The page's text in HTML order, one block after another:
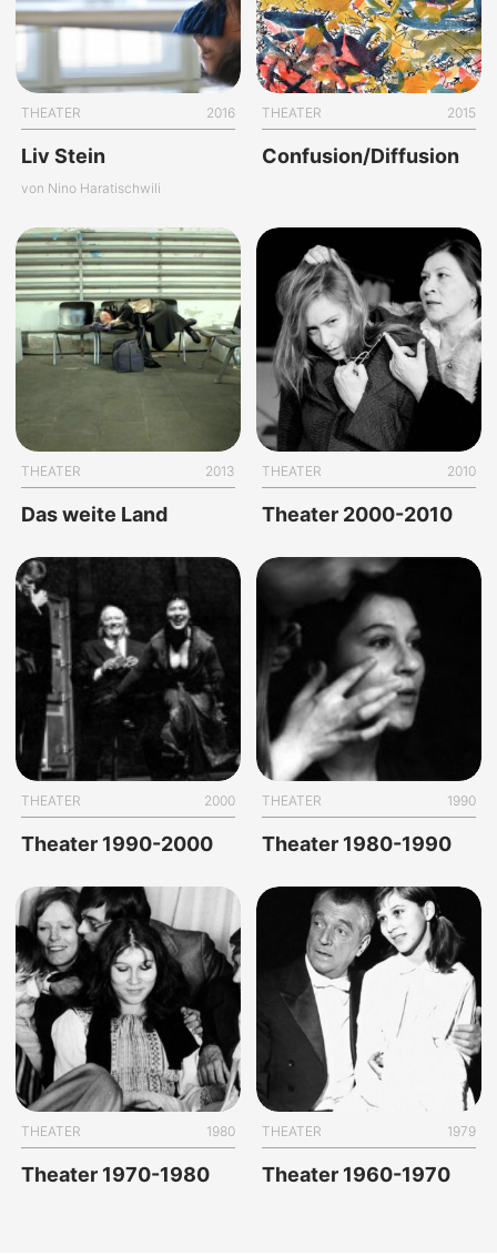
THEATER 2016
Liv Stein
von Nino Haratischwili
THEATER 2015
Confusion/Diffusion
THEATER 2013
Das weite Land
THEATER 2010
Theater 2000-2010
THEATER 2000
Theater 1990-2000
THEATER 1990
Theater 1980-1990
THEATER 1980
Theater 1970-1980
THEATER 1979
Theater 1960-1970